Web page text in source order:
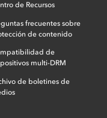
de Recursos
frecuentes sobre
de contenido
de
multi-DRM
de boletines de